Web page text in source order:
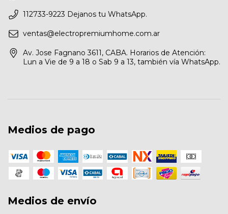
112733-9223 Dejanos tu WhatsApp.
ventas@electropremiumhome.com.ar
Av. Jose Fagnano 3611, CABA. Horarios de Atención:
Lun a Vie de 9 a 18 o Sab 9 a 13, también vía WhatsApp.
Medios de pago
Medios de envío